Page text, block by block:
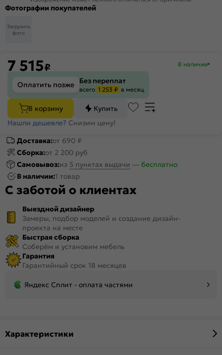
Фотографии покупателей
Загрузить
фото
7 515₽ В наличии
Оплатить позже Без переплат
всего 1 253 ₽ в месяц
В корзину
Купить
Нашли дешевле? Снизим цену!
Доставка:от 690 ₽
Сборка:от 2 200 руб
Самовывоз:из 5 пунктах выдачи — бесплатно
В наличии:1 товар
С заботой о клиентах
Выездной дизайнер
Замеры, подбор моделей и создание дизайн-
проекта на месте
Быстрая сборка
Соберём и установим мебель
Гарантия
Гарантийный срок 18 месяцев
Яндекс Сплит - оплата частями
Характеристики